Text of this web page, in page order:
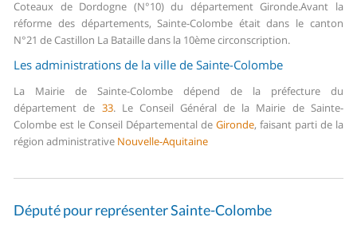
Coteaux de Dordogne (N°10) du département Gironde.Avant la
réforme des départements, Sainte-Colombe était dans le canton
N°21 de Castillon La Bataille dans la 10ème circonscription.
Les administrations de la ville de Sainte-Colombe
La Mairie de Sainte-Colombe dépend de la préfecture du
département de 33.Le Conseil Général de la Mairie de Sainte-
Colombe est le Conseil Départemental de Gironde, faisant parti de la
région administrative Nouvelle-Aquitaine
Député pour représenter Sainte-Colombe